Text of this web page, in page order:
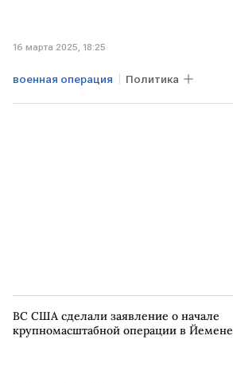
16 марта 2025, 18:25
военная операция Политика
Марк Рубио США ЙЕМЕН
ВС США сделали заявление о начале
крупномасштабной операции в Йемене